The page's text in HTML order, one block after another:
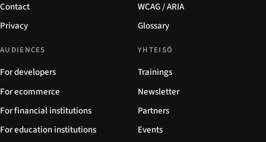
Contact
Privacy
WCAG / ARIA
Glossary
AUDIENCES
For developers
For ecommerce
For financial institutions
For education institutions
YHTEISÖ
Trainings
Newsletter
Partners
Events